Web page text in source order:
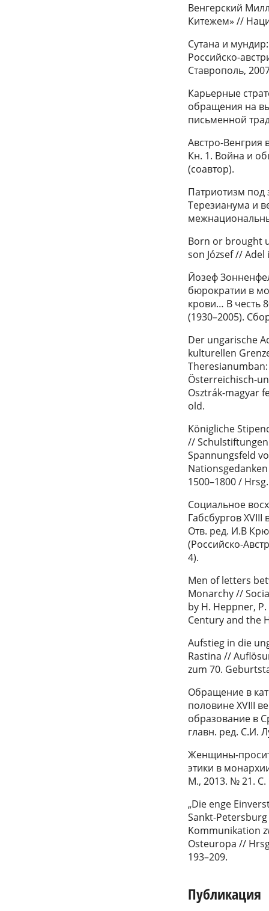
Венгерский
Китежем» //
Сутана и
Российско-
Ставрополь,
Карьерные
обращения на
письменной
Австро-
Кн. 1. Война и
(соавтор).
Патриотизм под
Терезианума и
Born or brought
son József //
Йозеф
бюрократии в
крови… В честь
(1930–2005).
Der ungarische
kulturellen
Österreichisch-
Osztrák-magyar
old.
Königliche
//
Spannungsfeld
1500–1800 /
Социальное
Габсбургов
Отв. ред. И.В
(Российско-
4).
Men of letters
Monarchy //
by H. Heppner,
Century and the
Aufstieg in die
Rastina //
zum 70.
Обращение в
половине XVIII
образование в
главн. ред. С.И.
Женщины-
этики в
М., 2013. № 21. С.
„Die enge
Sankt-
Kommunikation
Osteuropa //
193–209.
Публикация